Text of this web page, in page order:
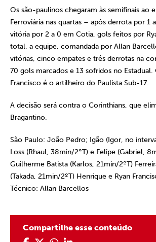
Os são-paulinos chegaram às semifinais ao
Ferroviária nas quartas – após derrota por 1
vitória por 2 a 0 em Cotia, gols feitos por
total, a equipe, comandada por Allan
vitórias, cinco empates e três derrotas na
70 gols marcados e 13 sofridos no Estadual.
Francisco é o artilheiro do Paulista Sub-17.
A decisão será contra o Corinthians, que
Bragantino.
São Paulo: João Pedro; Igão (Igor, no
Loss (Rhaul, 38min/2ºT) e Felipe (Gabriel,
Guilherme Batista (Karlos, 21min/2ºT)
(Takada, 21min/2ºT) Henrique e Ryan
Técnico: Allan Barcellos
Compartilhe esse conteúdo